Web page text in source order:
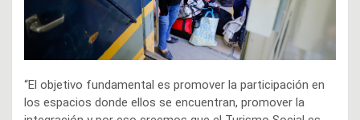
“El objetivo fundamental es promover la participación en
los espacios donde ellos se encuentran, promover la